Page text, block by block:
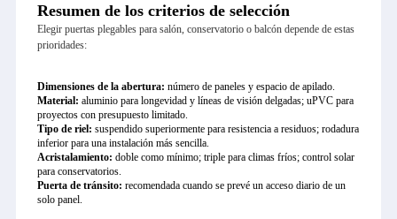
Resumen de los criterios de selección
Elegir puertas plegables para salón, conservatorio o balcón depende de estas
prioridades:
Dimensiones de la abertura: número de paneles y espacio de apilado.
Material: aluminio para longevidad y líneas de visión delgadas; uPVC para
proyectos con presupuesto limitado.
Tipo de riel: suspendido superiormente para resistencia a residuos; rodadura
inferior para una instalación más sencilla.
Acristalamiento: doble como mínimo; triple para climas fríos; control solar
para conservatorios.
Puerta de tránsito: recomendada cuando se prevé un acceso diario de un
solo panel.